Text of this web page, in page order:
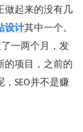
做起来的没有几
设计其中一个。
一两个月，发
的项目，之前的
SEO并不是赚